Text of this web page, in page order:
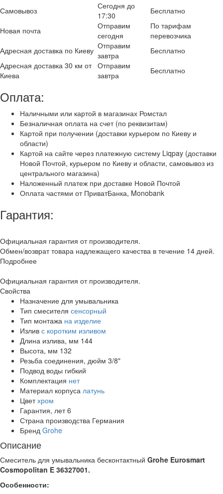
Самовывоз
Сегодня до
17:30
Бесплатно
Новая почта
Отправим
сегодня
По тарифам
перевозчика
Адресная доставка по Киеву Отправим
завтра
Бесплатно
Адресная доставка 30 км от
Киева
Отправим
завтра
Бесплатно
Оплата:
Наличными или картой в магазинах Ромстал
Безналичная оплата на счет (по реквизитам)
Картой при получении (доставки курьером по Киеву и
области)
Картой на сайте через платежную систему Liqpay (доставки
Новой Почтой, курьером по Киеву и области, самовывоз из
центрального магазина)
Наложенный платеж при доставке Новой Почтой
Оплата частями от ПриватБанка, Monobank
Гарантия:
Официальная гарантия от производителя.
Обмен/возврат товара надлежащего качества в течение 14 дней.
Подробнее
Официальная гарантия от производителя.
Свойства
Назначение для умывальника
Тип смесителя сенсорный
Тип монтажа на изделие
Излив с коротким изливом
Длина излива, мм 144
Высота, мм 132
Резьба соединения, дюйм 3/8"
Подвод воды гибкий
Комплектация нет
Материал корпуса латунь
Цвет хром
Гарантия, лет 6
Страна производства Германия
Бренд Grohe
Описание
Смеситель для умывальника бесконтактный Grohe Eurosmart
Cosmopolitan E 36327001.
Особенности: